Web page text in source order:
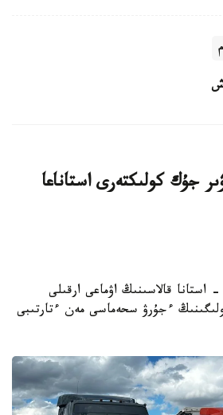
جۇك كولىكتەرى استاناعا
استانا. KAZINFORM - استانا قالاسىنىڭ اۋماعى ارقىلى
ءجۇرۋ سحەماسى مەن ءتارتىبى